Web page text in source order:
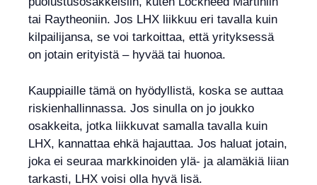
tai Raytheoniin. Jos LHX liikkuu eri tavalla kuin
kilpailijansa, se voi tarkoittaa, että yrityksessä
on jotain erityistä – hyvää tai huonoa.
Kauppiaille tämä on hyödyllistä, koska se auttaa
riskienhallinnassa. Jos sinulla on jo joukko
osakkeita, jotka liikkuvat samalla tavalla kuin
LHX, kannattaa ehkä hajauttaa. Jos haluat jotain,
joka ei seuraa markkinoiden ylä- ja alamäkiä liian
tarkasti, LHX voisi olla hyvä lisä.